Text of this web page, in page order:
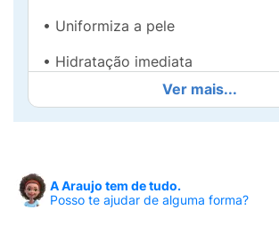
• Uniformiza a pele
• Hidratação imediata
• Pele radiante e luminosa
Modo de uso
Ver mais...
A Araujo tem de tudo.
Posso te ajudar de alguma forma?